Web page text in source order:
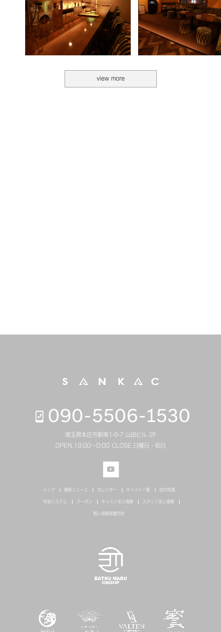
view more
090-5506-1530
埼玉県本庄市駅南1-9-7 山田ビル 2F
OPEN.
19:00～0:00 CLOSE. 日曜日・祝日
トップ 最新ニュース カレンダー キャスト一覧 店内写真
料金システム クーポン キャスト求人情報 スタッフ求人情報
個人情報保護方針